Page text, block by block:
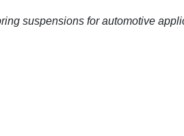
suspensions for automotive